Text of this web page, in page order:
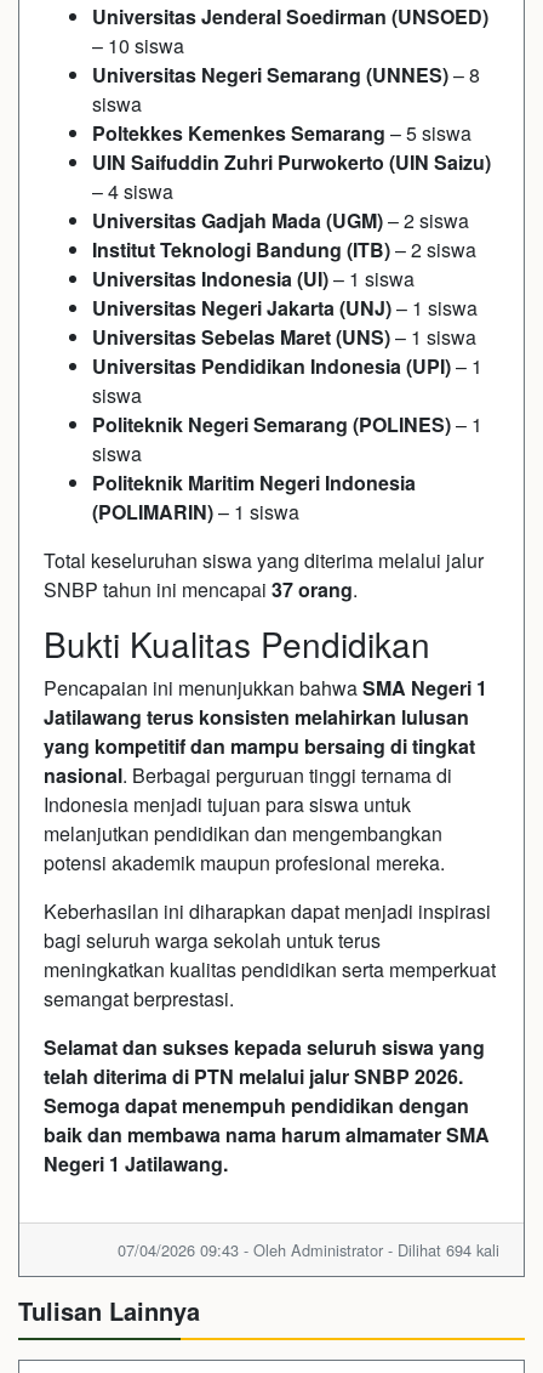
Universitas Jenderal Soedirman (UNSOED)
– 10 siswa
Universitas Negeri Semarang (UNNES)– 8
siswa
Poltekkes Kemenkes Semarang – 5 siswa
UIN Saifuddin Zuhri Purwokerto (UIN Saizu)
– 4 siswa
Universitas Gadjah Mada (UGM)– 2 siswa
Institut Teknologi Bandung (ITB)– 2 siswa
Universitas Indonesia (UI)– 1 siswa
Universitas Negeri Jakarta (UNJ)– 1 siswa
Universitas Sebelas Maret (UNS)– 1 siswa
Universitas Pendidikan Indonesia (UPI)– 1
siswa
Politeknik Negeri Semarang (POLINES)– 1
siswa
Politeknik Maritim Negeri Indonesia
(POLIMARIN)– 1 siswa
Total keseluruhan siswa yang diterima melalui jalur
SNBP tahun ini mencapai 37 orang.
Bukti Kualitas Pendidikan
Pencapaian ini menunjukkan bahwaSMA Negeri 1
Jatilawang terus konsisten melahirkan lulusan
yang kompetitif dan mampu bersaing di tingkat
nasional. Berbagai perguruan tinggi ternama di
Indonesia menjadi tujuan para siswa untuk
melanjutkan pendidikan dan mengembangkan
potensi akademik maupun profesional mereka.
Keberhasilan ini diharapkan dapat menjadi inspirasi
bagi seluruh warga sekolah untuk terus
meningkatkan kualitas pendidikan serta memperkuat
semangat berprestasi.
Selamat dan sukses kepada seluruh siswa yang
telah diterima di PTN melalui jalur SNBP 2026.
Semoga dapat menempuh pendidikan dengan
baik dan membawa nama harum almamater SMA
Negeri 1 Jatilawang.
07/04/2026 09:43 - Oleh Administrator - Dilihat 694 kali
Tulisan Lainnya